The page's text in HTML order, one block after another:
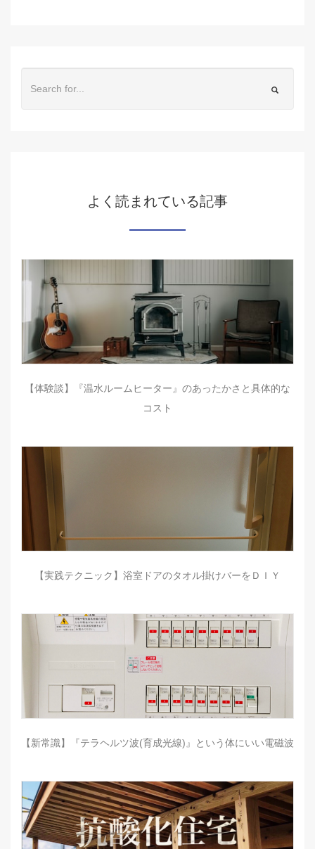
よく読まれている記事
【体験談】『温水ルームヒーター』のあったかさと具体的な
コスト
【実践テクニック】浴室ドアのタオル掛けバーをＤＩＹ
【新常識】『テラヘルツ波(育成光線)』という体にいい電磁波